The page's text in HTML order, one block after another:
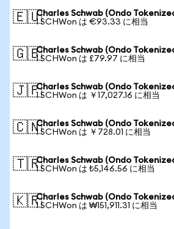
🇪🇺Charles Schwab (Ondo
1 SCHWon は €93.33 に相当
🇬🇧Charles Schwab (Ondo
1 SCHWon は £79.97 に相当
🇯🇵Charles Schwab (Ondo
1 SCHWon は ￥17,027.16 に相当
🇨🇳Charles Schwab (Ondo
1 SCHWon は ￥728.01 に相当
🇹🇷Charles Schwab (Ondo
1 SCHWon は ₺5,146.56 に相当
🇰🇷Charles Schwab (Ondo
1 SCHWon は ₩151,911.31 に相当